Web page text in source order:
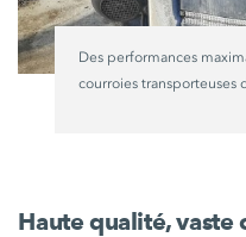
Des performances
courroies transporteuses
Haute qualité, vaste